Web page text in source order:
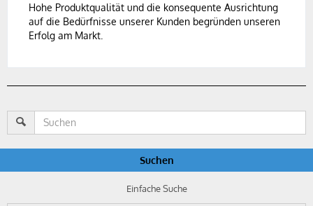
Hohe Produktqualität und die konsequente Ausrichtung
auf die Bedürfnisse unserer Kunden begründen unseren
Erfolg am Markt.
Suchen
Einfache Suche